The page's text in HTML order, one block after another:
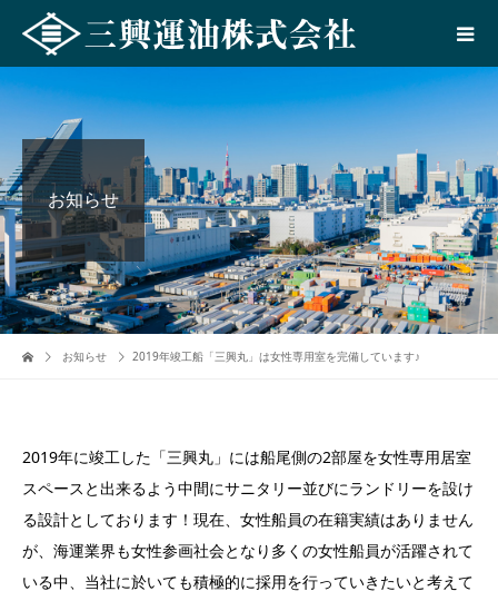
お知らせ
お知らせ 2019年竣工船「三興丸」は女性専用室を完備しています♪
2019年に竣工した「三興丸」には船尾側の2部屋を女性専用居室
スペースと出来るよう中間にサニタリー並びにランドリーを設け
る設計としております！現在、女性船員の在籍実績はありません
が、海運業界も女性参画社会となり多くの女性船員が活躍されて
いる中、当社に於いても積極的に採用を行っていきたいと考えて